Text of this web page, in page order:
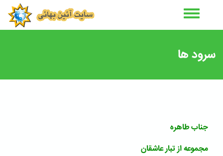
سرود ها
جناب طاهره
مجموعه از تبار عاشقان